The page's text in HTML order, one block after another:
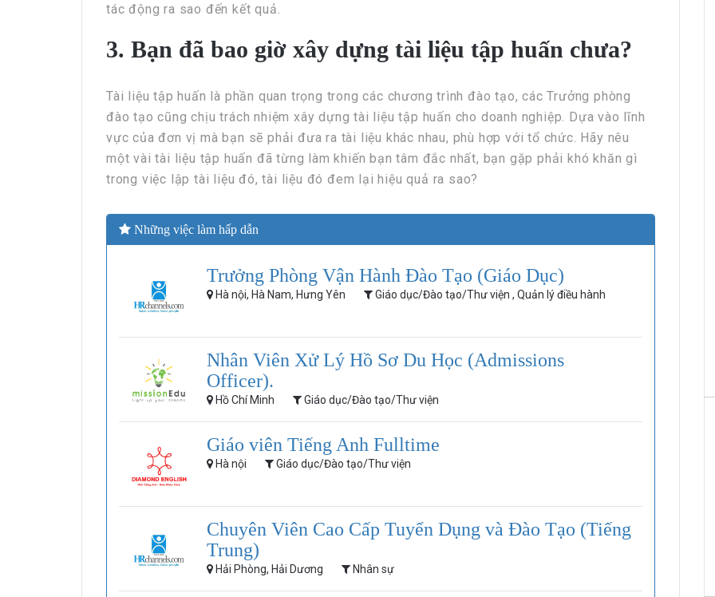
tác động ra sao đến kết quả.
3. Bạn đã bao giờ xây dựng tài liệu tập huấn chưa?
Tài liệu tập huấn là phần quan trọng trong các chương trình đào tạo, các Trưởng phòng
đào tạo cũng chịu trách nhiệm xây dựng tài liệu tập huấn cho doanh nghiệp. Dựa vào lĩnh
vực của đơn vị mà bạn sẽ phải đưa ra tài liệu khác nhau, phù hợp với tổ chức. Hãy nêu
một vài tài liệu tập huấn đã từng làm khiến bạn tâm đắc nhất, bạn gặp phải khó khăn gì
trong việc lập tài liệu đó, tài liệu đó đem lại hiệu quả ra sao?
Những việc làm hấp dẫn
Trưởng Phòng Vận Hành Đào Tạo (Giáo Dục)
Hà nội, Hà Nam, Hưng Yên Giáo dục/Đào tạo/Thư viện , Quản lý điều hành
Nhân Viên Xử Lý Hồ Sơ Du Học (Admissions
Officer).
Hồ Chí Minh Giáo dục/Đào tạo/Thư viện
Giáo viên Tiếng Anh Fulltime
Hà nội Giáo dục/Đào tạo/Thư viện
Chuyên Viên Cao Cấp Tuyển Dụng và Đào Tạo (Tiếng
Trung)
Hải Phòng, Hải Dương Nhân sự
Headhunter HRchannels Group
Merchandise Manager
Phiên Dịch Anh - Trung (Không Yêu Cầu Kinh